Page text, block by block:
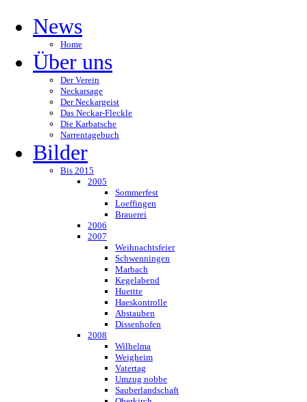
News
Home
Über uns
Der Verein
Neckarsage
Der Neckargeist
Das Neckar-Fleckle
Die Karbatsche
Narrentagebuch
Bilder
Bis 2015
2005
Sommerfest
Loeffingen
Brauerei
2006
2007
Weihnachtsfeier
Schwenningen
Marbach
Kegelabend
Huettte
Haeskontrolle
Abstauben
Dissenhofen
2008
Wilhelma
Weigheim
Vatertag
Umzug nobbe
Sauberlandschaft